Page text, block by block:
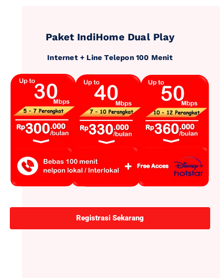
Paket IndiHome Dual Play
Internet + Line Telepon 100 Menit
Registrasi Sekarang